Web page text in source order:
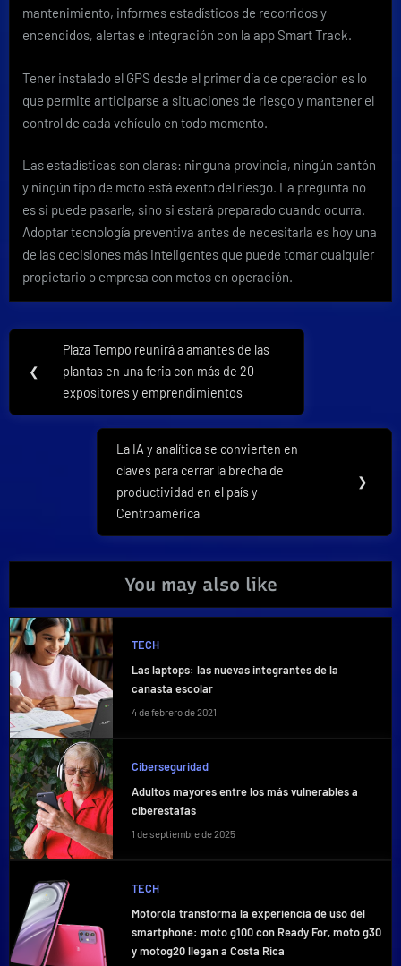
mantenimiento, informes estadísticos de recorridos y
encendidos, alertas e integración con la app Smart Track.
Tener instalado el GPS desde el primer día de operación es lo
que permite anticiparse a situaciones de riesgo y mantener el
control de cada vehículo en todo momento.
Las estadísticas son claras: ninguna provincia, ningún cantón
y ningún tipo de moto está exento del riesgo. La pregunta no
es si puede pasarle, sino si estará preparado cuando ocurra.
Adoptar tecnología preventiva antes de necesitarla es hoy una
de las decisiones más inteligentes que puede tomar cualquier
propietario o empresa con motos en operación.
Navegación
de
entradas
❮
Previous
Post:
Plaza Tempo reunirá a amantes de las
plantas en una feria con más de 20
expositores y emprendimientos
Next
Post:
La IA y analítica se convierten en
claves para cerrar la brecha de
productividad en el país y
Centroamérica
❯
You may also like
TECH
Las laptops: las nuevas integrantes de la
canasta escolar
4 de febrero de 2021
Ciberseguridad
Adultos mayores entre los más vulnerables a
ciberestafas
1 de septiembre de 2025
TECH
Motorola transforma la experiencia de uso del
smartphone: moto g100 con Ready For, moto g30
y motog20 llegan a Costa Rica